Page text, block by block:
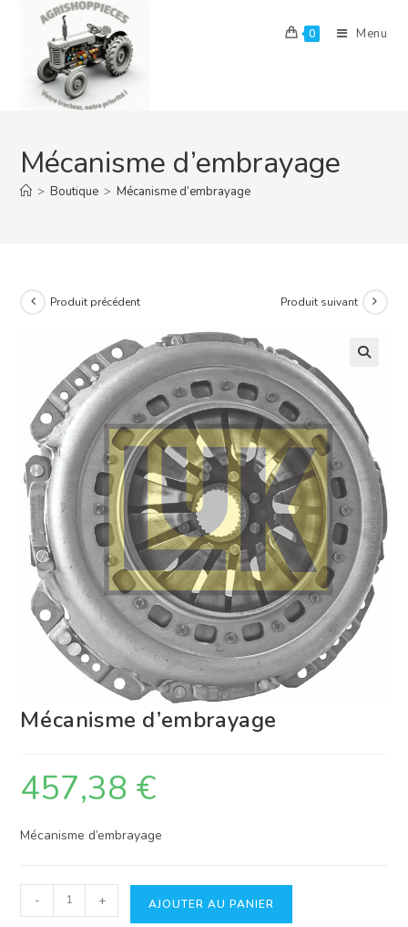
content
0 Menu
Mécanisme d’embrayage
> Boutique > Mécanisme d’embrayage
Produit précédent Produit suivant
Mécanisme d’embrayage
457,38 €
Mécanisme d’embrayage
quantité
de
- + AJOUTER AU PANIER